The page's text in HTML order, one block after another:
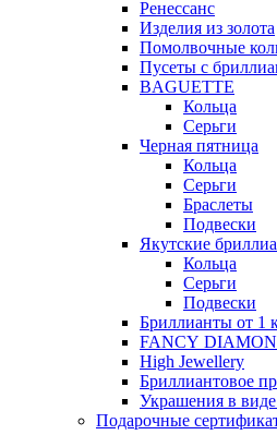
Ренессанс
Изделия из золота
Помолвочные
Пусеты с
BAGUETTE
Кольца
Серьги
Черная пятница
Кольца
Серьги
Браслеты
Подвески
Якутские
Кольца
Серьги
Подвески
Бриллианты от 1
FANCY
High Jewellery
Бриллиантовое
Украшения в
Подарочные